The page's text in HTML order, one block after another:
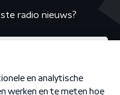
radio nieuws?